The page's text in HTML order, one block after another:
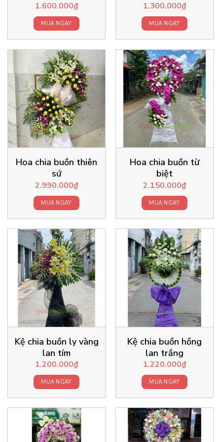
1.600.000₫
MUA NGAY
1.300.000₫
MUA NGAY
Hoa chia buồn thiên
sứ
2.990.000₫
MUA NGAY
Hoa chia buồn từ
biệt
2.150.000₫
MUA NGAY
Kệ chia buồn ly vàng
lan tím
1.200.000₫
MUA NGAY
Kệ chia buồn hồng
lan trắng
1.220.000₫
MUA NGAY